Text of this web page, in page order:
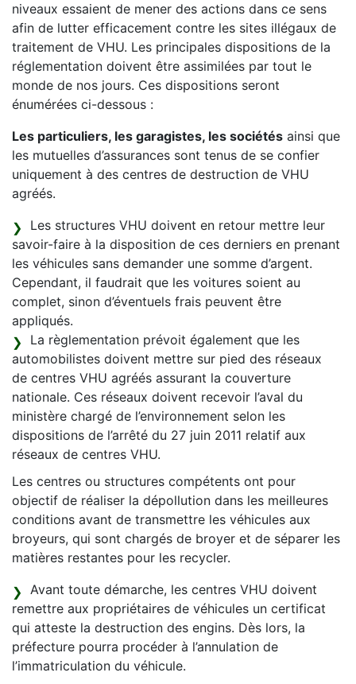
niveaux essaient de mener des actions dans ce sens
afin de lutter efficacement contre les sites illégaux de
traitement de VHU. Les principales dispositions de la
réglementation doivent être assimilées par tout le
monde de nos jours. Ces dispositions seront
énumérées ci-dessous :
Les particuliers, les garagistes, les sociétés ainsi que
les mutuelles d’assurances sont tenus de se confier
uniquement à des centres de destruction de VHU
agréés.
Les structures VHU doivent en retour mettre leur
savoir-faire à la disposition de ces derniers en prenant
les véhicules sans demander une somme d’argent.
Cependant, il faudrait que les voitures soient au
complet, sinon d’éventuels frais peuvent être
appliqués.
La règlementation prévoit également que les
automobilistes doivent mettre sur pied des réseaux
de centres VHU agréés assurant la couverture
nationale. Ces réseaux doivent recevoir l’aval du
ministère chargé de l’environnement selon les
dispositions de l’arrêté du 27 juin 2011 relatif aux
réseaux de centres VHU.
Les centres ou structures compétents ont pour
objectif de réaliser la dépollution dans les meilleures
conditions avant de transmettre les véhicules aux
broyeurs, qui sont chargés de broyer et de séparer les
matières restantes pour les recycler.
Avant toute démarche, les centres VHU doivent
remettre aux propriétaires de véhicules un certificat
qui atteste la destruction des engins. Dès lors, la
préfecture pourra procéder à l’annulation de
l’immatriculation du véhicule.